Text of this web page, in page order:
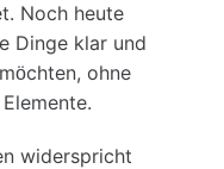
Noch heute
Dinge klar und
ohne
widerspricht